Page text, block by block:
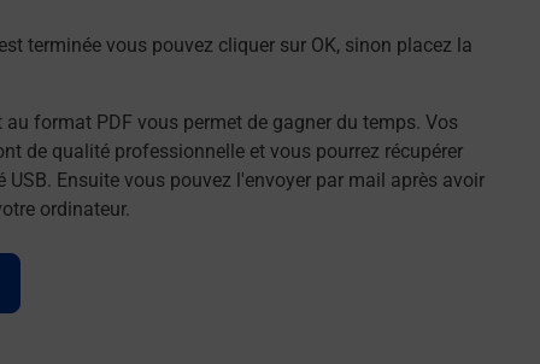
terminée vous pouvez cliquer sur OK, sinon placez la
format PDF vous permet de gagner du temps. Vos
de qualité professionnelle et vous pourrez récupérer
Ensuite vous pouvez l'envoyer par mail après avoir
ordinateur.